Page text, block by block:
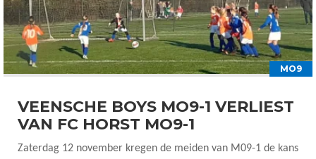
MO9
VEENSCHE BOYS MO9-1 VERLIEST
VAN FC HORST MO9-1
Zaterdag 12 november kregen de meiden van M09-1 de kans